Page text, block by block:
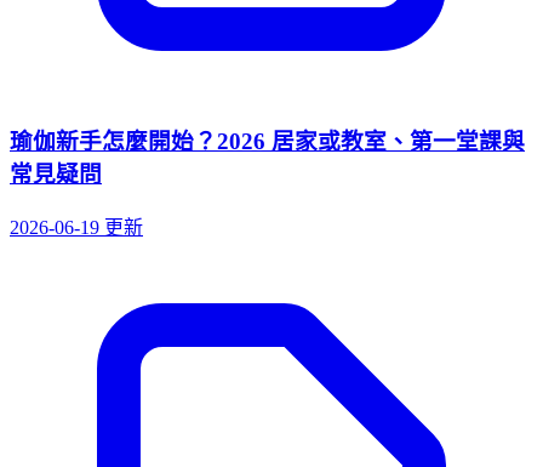
瑜伽新手怎麼開始？2026 居家或教室、第一堂課與
常見疑問
2026-06-19 更新